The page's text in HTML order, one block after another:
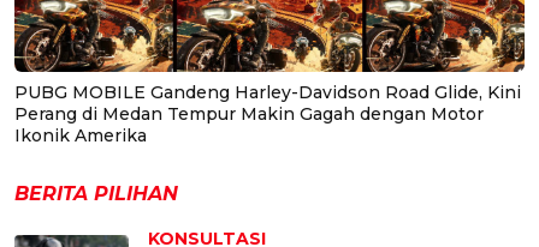
PUBG MOBILE Gandeng Harley-Davidson Road Glide, Kini
Perang di Medan Tempur Makin Gagah dengan Motor
Ikonik Amerika
BERITA PILIHAN
KONSULTASI